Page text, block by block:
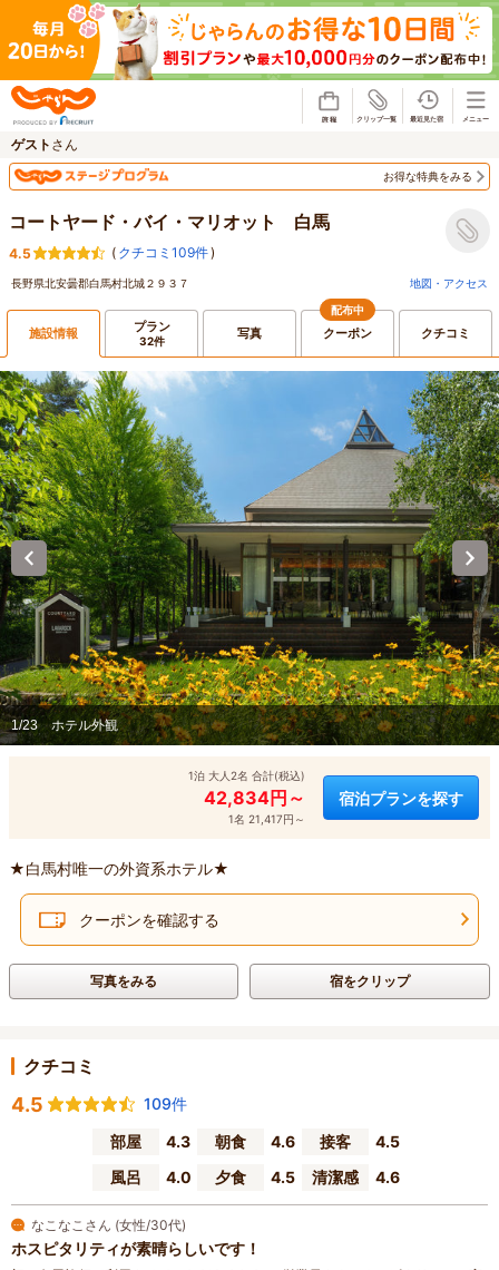
ゲスト さん
お得な特典をみる
コートヤード・バイ・マリオット 白馬
4.5 ( クチコミ109件)
長野県北安曇郡白馬村北城２９３７ 地図・アクセス
施設情報 プラン
32件 写真
配布中
クーポン クチコミ
1/23 ホテル外観
1泊 大人2名 合計(税込)
42,834円～
1名 21,417円～
宿泊プランを探す
★白馬村唯一の外資系ホテル★
クーポンを確認する
写真をみる 宿をクリップ
クチコミ
4.5
109件
部屋
4.3 朝食 4.6 接客
4.5
風呂
4.0 夕食 4.5 清潔感 4.6
なこなこさん (女性/30代)
ホスピタリティが素晴らしいです！